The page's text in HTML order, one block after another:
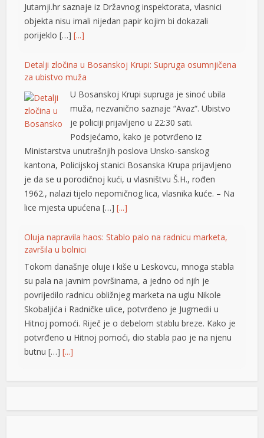
Jutarnji.hr saznaje iz Državnog inspektorata, vlasnici
objekta nisu imali nijedan papir kojim bi dokazali
porijeklo […][...]
Detalji zločina u Bosanskoj Krupi: Supruga osumnjičena
za ubistvo muža
U Bosanskoj Krupi supruga je sinoć ubila
muža, nezvanično saznaje “Avaz“. Ubistvo
je policiji prijavljeno u 22:30 sati.
Podsjećamo, kako je potvrđeno iz
Ministarstva unutrašnjih poslova Unsko-sanskog
kantona, Policijskoj stanici Bosanska Krupa prijavljeno
je da se u porodičnoj kući, u vlasništvu Š.H., rođen
1962., nalazi tijelo nepomičnog lica, vlasnika kuće. – Na
lice mjesta upućena […][...]
Oluja napravila haos: Stablo palo na radnicu marketa,
završila u bolnici
Tokom današnje oluje i kiše u Leskovcu, mnoga stabla
su pala na javnim površinama, a jedno od njih je
povrijedilo radnicu obližnjeg marketa na uglu Nikole
Skobaljića i Radničke ulice, potvrđeno je Jugmedii u
Hitnoj pomoći. Riječ je o debelom stablu breze. Kako je
potvrđeno u Hitnoj pomoći, dio stabla pao je na njenu
butnu […][...]
Snimak s Jadrana izazvao bijes javnosti: Muškarac džet
Snimak s Kraljičine plaže u Ninu izazvao je